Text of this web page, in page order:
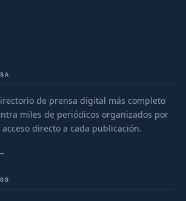
de prensa digital más completo
miles de periódicos organizados por
directo a cada publicación.